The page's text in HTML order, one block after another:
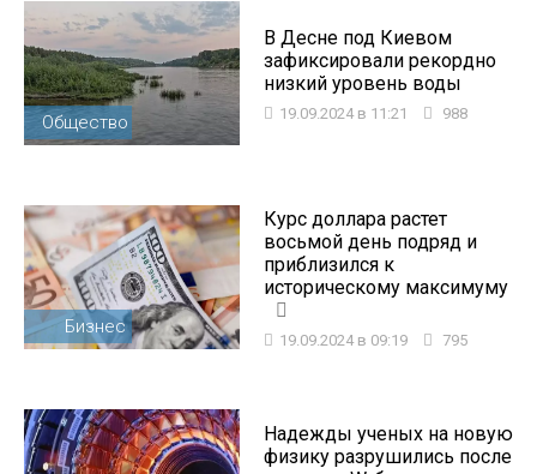
Общество
В Десне под Киевом
зафиксировали рекордно
низкий уровень воды
19.09.2024 в 11:21 988
Бизнес
Курс доллара растет
восьмой день подряд и
приблизился к
историческому максимуму
19.09.2024 в 09:19 795
Надежды ученых на новую
физику разрушились после